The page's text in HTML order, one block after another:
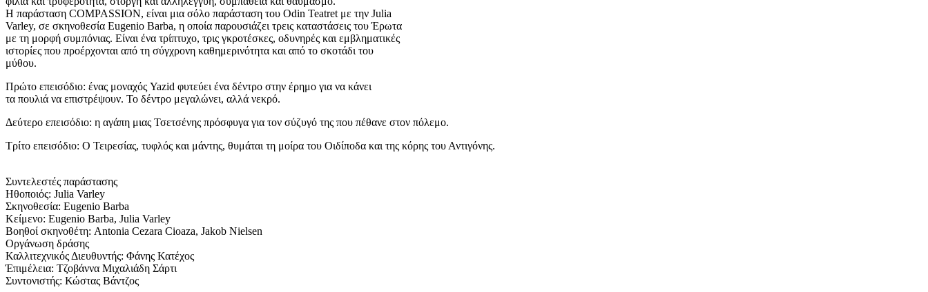
Η παράσταση COMPASSION, είναι μια σόλο παράσταση του Odin Teatret με την Julia
Varley, σε σκηνοθεσία Eugenio Barba, η οποία παρουσιάζει τρεις καταστάσεις του Έρωτα
με τη μορφή συμπόνιας. Είναι ένα τρίπτυχο, τρις γκροτέσκες, οδυνηρές και εμβληματικές
ιστορίες που προέρχονται από τη σύγχρονη καθημερινότητα και από το σκοτάδι του
μύθου.
Πρώτο επεισόδιο: ένας μοναχός Yazid φυτεύει ένα δέντρο στην έρημο για να κάνει
τα πουλιά να επιστρέψουν. Το δέντρο μεγαλώνει, αλλά νεκρό.
Δεύτερο επεισόδιο: η αγάπη μιας Τσετσένης πρόσφυγα για τον σύζυγό της που πέθανε στον πόλεμο.
Τρίτο επεισόδιο: Ο Τειρεσίας, τυφλός και μάντης, θυμάται τη μοίρα του Οιδίποδα και της κόρης του Αντιγόνης.
Συντελεστές παράστασης
Ηθοποιός: Julia Varley
Σκηνοθεσία: Eugenio Barba
Κείμενο: Eugenio Barba, Julia Varley
Βοηθοί σκηνοθέτη: Antonia Cezara Cioaza, Jakob Nielsen
Οργάνωση δράσης
Καλλιτεχνικός Διευθυντής: Φάνης Κατέχος
Έπιμέλεια: Τζοβάννα Μιχαλιάδη Σάρτι
Συντονιστής: Κώστας Βάντζος